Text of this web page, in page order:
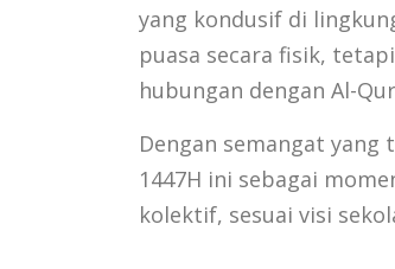
yang kondusif di
puasa secara fisik,
hubungan dengan Al-
Dengan semangat yang
1447H ini sebagai
kolektif, sesuai visi